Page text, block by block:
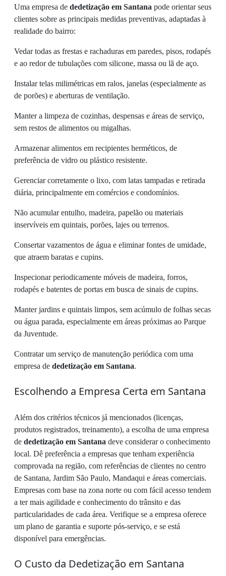
Uma empresa de dedetização em Santana pode orientar seus
clientes sobre as principais medidas preventivas, adaptadas à
realidade do bairro:
Vedar todas as frestas e rachaduras em paredes, pisos, rodapés
e ao redor de tubulações com silicone, massa ou lã de aço.
Instalar telas milimétricas em ralos, janelas (especialmente as
de porões) e aberturas de ventilação.
Manter a limpeza de cozinhas, despensas e áreas de serviço,
sem restos de alimentos ou migalhas.
Armazenar alimentos em recipientes herméticos, de
preferência de vidro ou plástico resistente.
Gerenciar corretamente o lixo, com latas tampadas e retirada
diária, principalmente em comércios e condomínios.
Não acumular entulho, madeira, papelão ou materiais
inservíveis em quintais, porões, lajes ou terrenos.
Consertar vazamentos de água e eliminar fontes de umidade,
que atraem baratas e cupins.
Inspecionar periodicamente móveis de madeira, forros,
rodapés e batentes de portas em busca de sinais de cupins.
Manter jardins e quintais limpos, sem acúmulo de folhas secas
ou água parada, especialmente em áreas próximas ao Parque
da Juventude.
Contratar um serviço de manutenção periódica com uma
empresa de dedetização em Santana.
Escolhendo a Empresa Certa em Santana
Além dos critérios técnicos já mencionados (licenças,
produtos registrados, treinamento), a escolha de uma empresa
de dedetização em Santana deve considerar o conhecimento
local. Dê preferência a empresas que tenham experiência
comprovada na região, com referências de clientes no centro
de Santana, Jardim São Paulo, Mandaqui e áreas comerciais.
Empresas com base na zona norte ou com fácil acesso tendem
a ter mais agilidade e conhecimento do trânsito e das
particularidades de cada área. Verifique se a empresa oferece
um plano de garantia e suporte pós-serviço, e se está
disponível para emergências.
O Custo da Dedetização em Santana